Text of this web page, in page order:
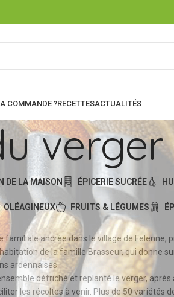
COMMANDE ?RECETTESACTUALITÉS
verger
DE LA MAISON ÉPICERIE SUCRÉE
OLÉAGINEUX FRUITS & LÉGUMES
ancrée dans le village de Felenne,
de la famille Brasseur, qui donne
ardennaises.
défriché et replanté le verger,
les récoltes à venir. Plus de 50 variétés